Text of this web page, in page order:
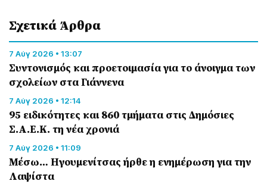
Σχετικά Άρθρα
7 Αύγ 2026 • 13:07
Συντονισμός και προετοιμασία για το άνοιγμα των
σχολείων στα Γιάννενα
7 Αύγ 2026 • 12:14
95 ειδικότητες και 860 τμήματα στις Δημόσιες
Σ.Α.Ε.Κ. τη νέα χρονιά
7 Αύγ 2026 • 11:09
Μέσω… Ηγουμενίτσας ήρθε η ενημέρωση για την
Λαψίστα